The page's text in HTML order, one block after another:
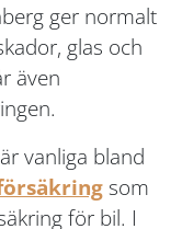
ger normalt
glas och
även
vanliga bland
som
för bil. I